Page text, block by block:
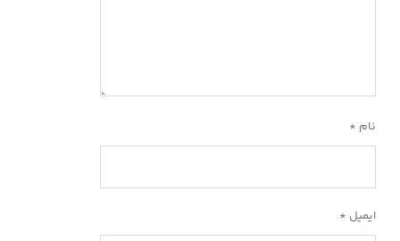
نام *
ایمیل *